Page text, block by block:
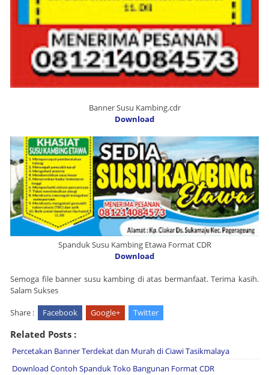
Banner Susu Kambing.cdr
Download
Spanduk Susu Kambing Etawa Format CDR
Download
Semoga file banner susu kambing di atas bermanfaat. Terima kasih.
Salam Sukses
Share : Facebook Google+ Twitter
Related Posts :
Percetakan Banner Terdekat dan Murah di Ciawi Tasikmalaya
Download Contoh Spanduk Toko Bangunan Format CDR